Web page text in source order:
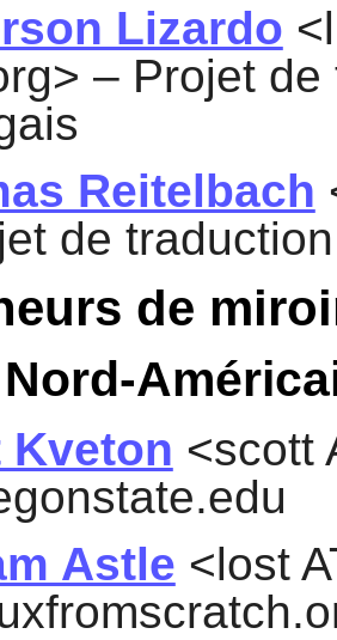
Lizardo
– Projet
Reitelbach
de
de
Kveton <scott
Astle <lost